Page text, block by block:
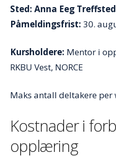
Sted: Anna Eeg
Påmeldingsfrist: 30.
Kursholdere: Mentor i
RKBU Vest, NORCE
Maks antall deltakere per
Kostnader i
opplæring